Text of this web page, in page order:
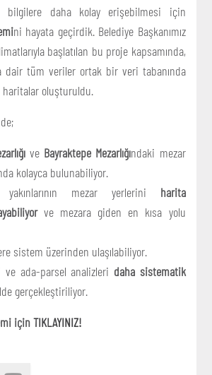
bilgilere daha kolay erişebilmesi için
ni hayata geçirdik. Belediye Başkanımız
başlatılan bu proje kapsamında,
dair tüm veriler ortak bir veri tabanında
haritalar oluşturuldu.
ve Bayraktepe Mezarlığındaki mezar
kolayca bulunabiliyor.
yakınlarının mezar yerlerini harita
ve mezara giden en kısa yolu
sistem üzerinden ulaşılabiliyor.
ve ada-parsel analizleri daha sistematik
gerçekleştiriliyor.
içinTIKLAYINIZ!